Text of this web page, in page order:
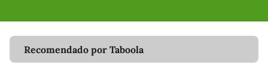
Recomendado por Taboola